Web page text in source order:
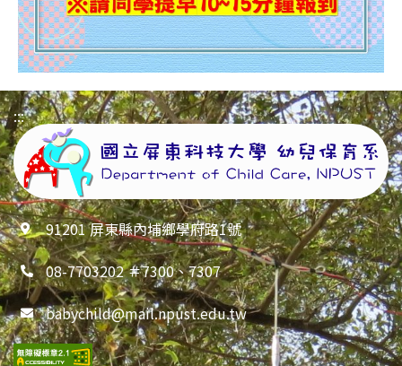
:::
91201 屏東縣內埔鄉學府路1號
08-7703202 ＃7300、7307
babychild@mail.npust.edu.tw